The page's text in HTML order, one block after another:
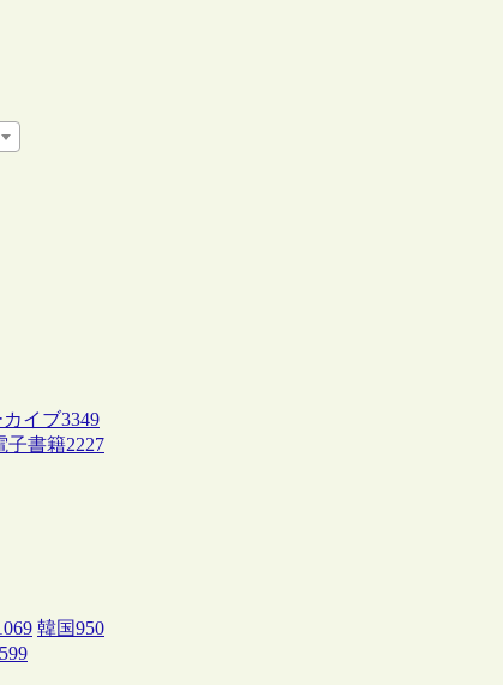
イブ3349
子書籍2227
韓国950
599